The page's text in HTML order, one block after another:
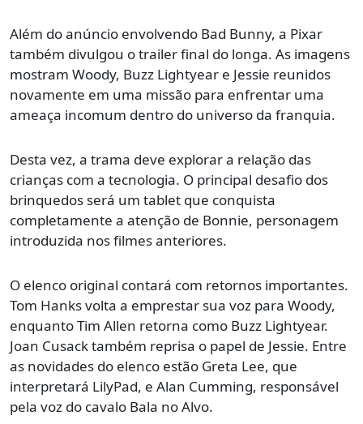
Além do anúncio envolvendo Bad Bunny, a Pixar
também divulgou o trailer final do longa. As imagens
mostram Woody, Buzz Lightyear e Jessie reunidos
novamente em uma missão para enfrentar uma
ameaça incomum dentro do universo da franquia.
Desta vez, a trama deve explorar a relação das
crianças com a tecnologia. O principal desafio dos
brinquedos será um tablet que conquista
completamente a atenção de Bonnie, personagem
introduzida nos filmes anteriores.
O elenco original contará com retornos importantes.
Tom Hanks volta a emprestar sua voz para Woody,
enquanto Tim Allen retorna como Buzz Lightyear.
Joan Cusack também reprisa o papel de Jessie. Entre
as novidades do elenco estão Greta Lee, que
interpretará LilyPad, e Alan Cumming, responsável
pela voz do cavalo Bala no Alvo.